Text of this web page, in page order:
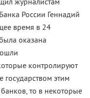
России Геннадий
время в 24
оказана
контролируют
этим
то в некоторые